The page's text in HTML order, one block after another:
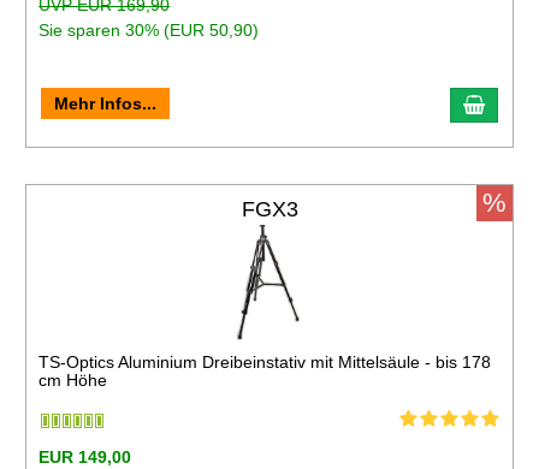
UVP EUR 169,90
Sie sparen 30% (EUR 50,90)
Mehr Infos...
FGX3
TS-Optics Aluminium Dreibeinstativ mit Mittelsäule - bis 178
cm Höhe
EUR 149,00
%